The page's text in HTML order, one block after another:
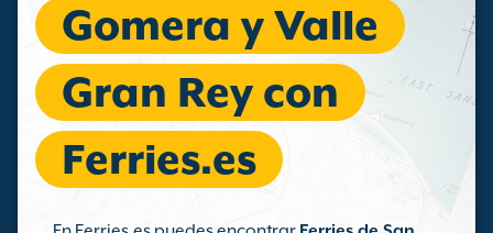
Gomera y Valle
Gran Rey con
Ferries.es